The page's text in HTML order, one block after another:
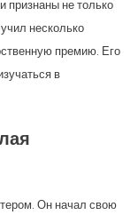
признаны не только
несколько
премию. Его
в
Он начал свою